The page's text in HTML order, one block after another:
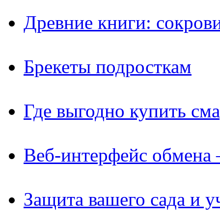
Древние книги:
Брекеты подросткам
Где выгодно купить
Веб-интерфейс
Защита вашего сада и